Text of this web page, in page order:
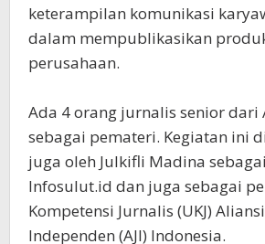
keterampilan komunikasi
dalam mempublikasikan
perusahaan.
Ada 4 orang jurnalis senior dari
sebagai pemateri. Kegiatan ini
juga oleh Julkifli Madina
Infosulut.id dan juga sebagai
Kompetensi Jurnalis (UKJ)
Independen (AJI) Indonesia.